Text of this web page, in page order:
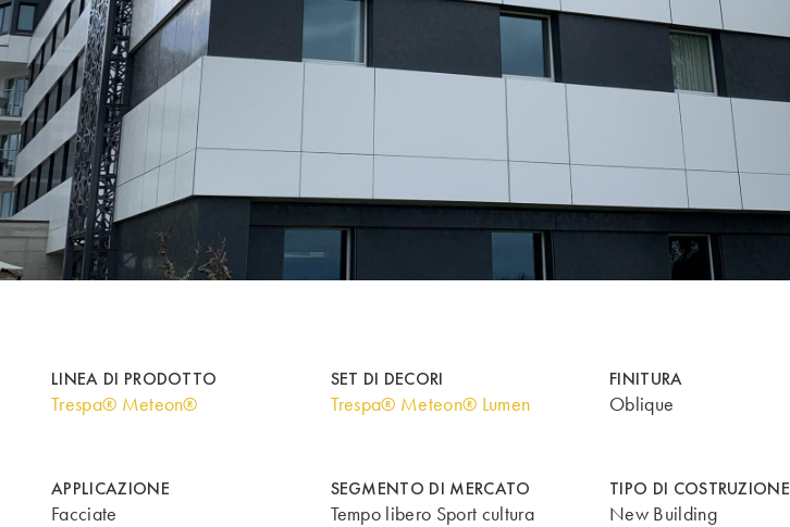
LINEA DI PRODOTTO
Trespa® Meteon®
SET DI DECORI
Trespa® Meteon® Lumen
FINITURA
Oblique
APPLICAZIONE
Facciate
SEGMENTO DI MERCATO
Tempo libero Sport cultura
TIPO DI COSTRUZIONE
New Building